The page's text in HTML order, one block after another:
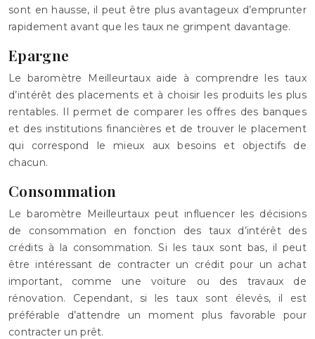
sont en hausse, il peut être plus avantageux d’emprunter
rapidement avant que les taux ne grimpent davantage.
Epargne
Le baromètre Meilleurtaux aide à comprendre les taux
d’intérêt des placements et à choisir les produits les plus
rentables. Il permet de comparer les offres des banques
et des institutions financières et de trouver le placement
qui correspond le mieux aux besoins et objectifs de
chacun.
Consommation
Le baromètre Meilleurtaux peut influencer les décisions
de consommation en fonction des taux d’intérêt des
crédits à la consommation. Si les taux sont bas, il peut
être intéressant de contracter un crédit pour un achat
important, comme une voiture ou des travaux de
rénovation. Cependant, si les taux sont élevés, il est
préférable d’attendre un moment plus favorable pour
contracter un prêt.